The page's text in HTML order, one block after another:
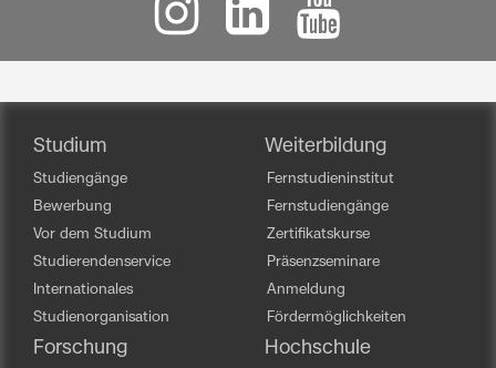
Studium
Studiengänge
Bewerbung
Vor dem Studium
Studierendenservice
Internationales
Studienorganisation
Weiterbildung
Fernstudieninstitut
Fernstudiengänge
Zertifikatskurse
Präsenzseminare
Anmeldung
Fördermöglichkeiten
Forschung Hochschule